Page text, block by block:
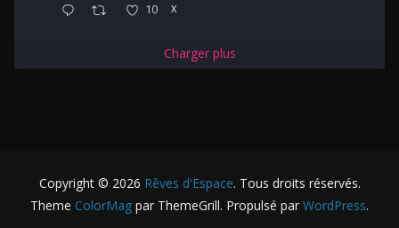
10 X
Charger plus
Copyright © 2026 Rêves d'Espace. Tous droits réservés.
Theme ColorMag par ThemeGrill. Propulsé par WordPress.